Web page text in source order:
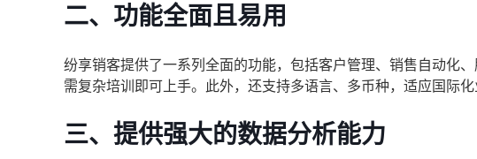
二、功能全面且易用
纷享销客提供了一系列全面的功能，包括客户管理、销售自动化
需复杂培训即可上手。此外，还支持多语言、多币种，适应国际化
三、提供强大的数据分析能力